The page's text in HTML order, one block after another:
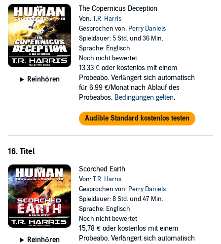
Reinhören
The Copernicus Deception
Von:T.R. Harris
Gesprochen von: Perry Daniels
Spieldauer: 5 Std. und 36 Min.
Sprache: Englisch
Noch nicht bewertet
13,33 € oder kostenlos mit einem
Probeabo. Verlängert sich automatisch
für 6,99 €/Monat nach Ablauf des
Probeabos. Bedingungen gelten.
Audible Standard kostenlos testen
16. Titel
Reinhören
Scorched Earth
Von:T.R. Harris
Gesprochen von: Perry Daniels
Spieldauer: 8 Std. und 47 Min.
Sprache: Englisch
Noch nicht bewertet
15,78 € oder kostenlos mit einem
Probeabo. Verlängert sich automatisch